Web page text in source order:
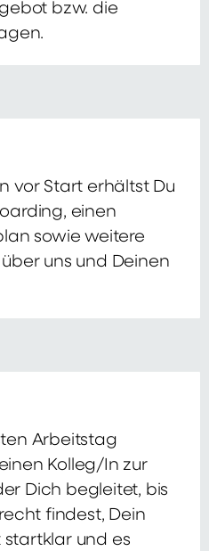
bzw. die
vor Start erhältst Du
einen
sowie weitere
uns und Deinen
Arbeitstag
Kolleg/In zur
Dich begleitet, bis
findest, Dein
und es